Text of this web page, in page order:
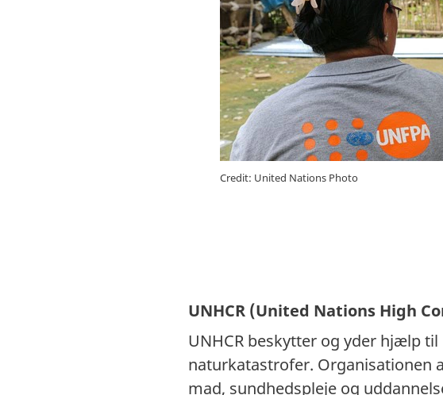
Credit: United Nations Photo
UNHCR (United Nations High
UNHCR beskytter og yder hjælp
naturkatastrofer. Organisationen
mad, sundhedspleje og